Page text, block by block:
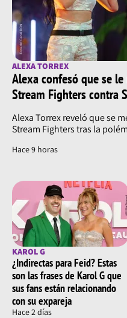
ALEXA TORREX
Alexa confesó que se
Stream Fighters contra
Alexa Torrex reveló que se
Stream Fighters tras la
Hace 9 horas
KAROL G
¿Indirectas para Feid? Estas
son las frases de Karol G que
sus fans están relacionando
con su expareja
Hace 2 días